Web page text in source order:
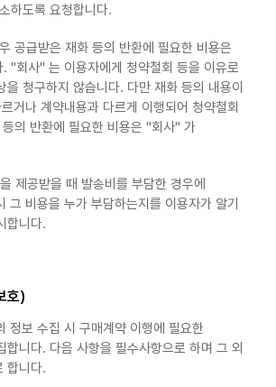
하도록 요청합니다.
공급받은 재화 등의 반환에 필요한 비용은
. "회사" 는 이용자에게 청약철회 등을 이유로
을 청구하지 않습니다. 다만 재화 등의 내용이
거나 계약내용과 다르게 이행되어 청약철회
의 반환에 필요한 비용은 "회사" 가
제공받을 때 발송비를 부담한 경우에
그 비용을 누가 부담하는지를 이용자가 알기
합니다.
호)
정보 수집 시 구매계약 이행에 필요한
합니다. 다음 사항을 필수사항으로 하며 그 외
합니다.